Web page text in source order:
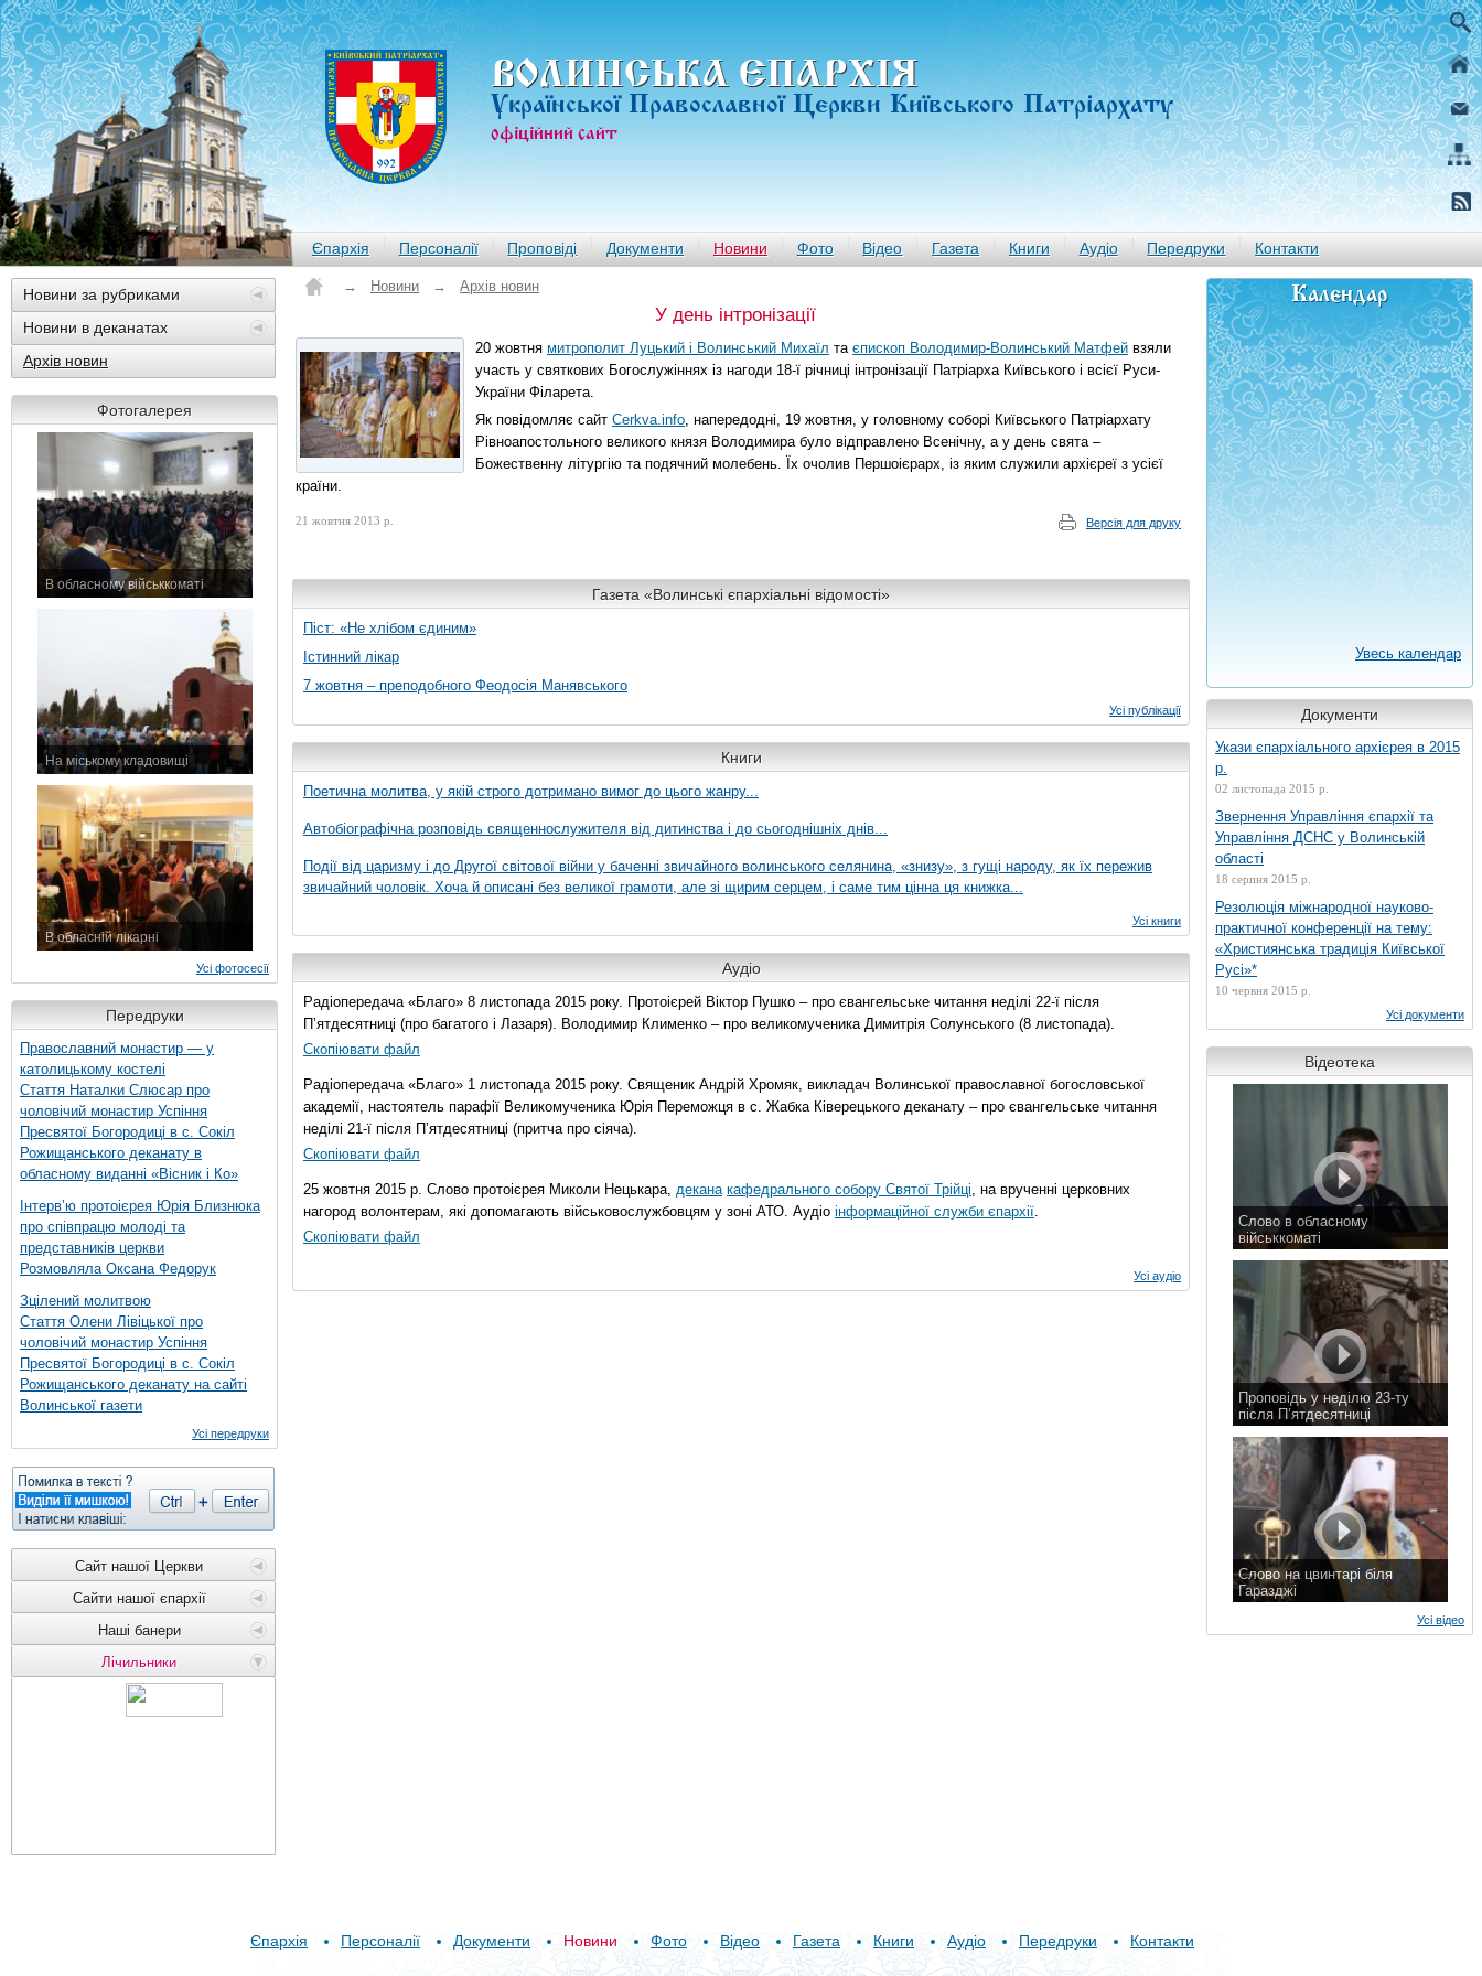
ВОЛИНСЬКА ЄПАРХIЯ
Української Православної Церкви Київського Патріархату
офiцiйний сайт
Єпархія Персоналії Проповіді Документи Новини Фото Відео Газета Книги Аудіо Передруки Контакти
Новини за рубриками
Новини в деканатах
Архів новин
Фотогалерея
В обласному військкоматі
На міському кладовищі
В обласній лікарні
Усі фотосесії
Передруки
Православний монастир — у
католицькому костелі
Стаття Наталки Слюсар про
чоловічий монастир Успіння
Пресвятої Богородиці в с. Сокіл
Рожищанського деканату в
обласному виданні «Вісник і Ко»
Інтерв’ю протоієрея Юрія Близнюка
про співпрацю молоді та
представників церкви
Розмовляла Оксана Федорук
Зцілений молитвою
Стаття Олени Лівіцької про
чоловічий монастир Успіння
Пресвятої Богородиці в с. Сокіл
Рожищанського деканату на сайті
Волинської газети
Усі передруки
Сайт нашої Церкви
Сайти нашої єпархії
Наші банери
Лічильники
→ Новини → Архів новин
У день інтронізації
20 жовтня митрополит Луцький і Волинський Михаїл та єпископ Володимир-Волинський Матфей взяли
участь у святкових Богослужіннях із нагоди 18-ї річниці інтронізації Патріарха Київського і всієї Руси-
України Філарета.
Як повідомляє сайт Cerkva.info, напередодні, 19 жовтня, у головному соборі Київського Патріархату
Рівноапостольного великого князя Володимира було відправлено Всенічну, а у день свята –
Божественну літургію та подячний молебень. Їх очолив Першоієрарх, із яким служили архієреї з усієї
країни.
21 жовтня 2013 р. Версія для друку
Газета «Волинські єпархіальні відомості»
Піст: «Не хлібом єдиним»
Істинний лікар
7 жовтня – преподобного Феодосія Манявського
Усі публікації
Книги
Поетична молитва, у якій строго дотримано вимог до цього жанру...
Автобіографічна розповідь священнослужителя від дитинства і до сьогоднішніх днів...
Події від царизму і до Другої світової війни у баченні звичайного волинського селянина, «знизу», з гущі народу, як їх пережив
звичайний чоловік. Хоча й описані без великої грамоти, але зі щирим серцем, і саме тим цінна ця книжка...
Усі книги
Аудіо
Радіопередача «Благо» 8 листопада 2015 року. Протоієрей Віктор Пушко – про євангельське читання неділі 22-ї після
П’ятдесятниці (про багатого і Лазаря). Володимир Клименко – про великомученика Димитрія Солунського (8 листопада).
Скопіювати файл
Радіопередача «Благо» 1 листопада 2015 року. Священик Андрій Хромяк, викладач Волинської православної богословської
академії, настоятель парафії Великомученика Юрія Переможця в с. Жабка Ківерецького деканату – про євангельське читання
неділі 21-ї після П’ятдесятниці (притча про сіяча).
Скопіювати файл
25 жовтня 2015 р. Слово протоієрея Миколи Нецькара, декана кафедрального собору Святої Трійці, на врученні церковних
нагород волонтерам, які допомагають військовослужбовцям у зоні АТО. Аудіо інформаційної служби єпархії.
Скопіювати файл
Усі аудіо
Календар
Увесь календар
Документи
Укази єпархіального архієрея в 2015
р.
02 листопада 2015 р.
Звернення Управління єпархії та
Управління ДСНС у Волинській
області
18 серпня 2015 р.
Резолюція міжнародної науково-
практичної конференції на тему:
«Християнська традиція Київської
Русі»*
10 червня 2015 р.
Усі документи
Відеотека
Слово в обласному
військкоматі
Проповідь у неділю 23-ту
після П’ятдесятниці
Слово на цвинтарі біля
Гаразджі
Усі відео
Єпархія Персоналії Документи Новини Фото Відео Газета Книги Аудіо Передруки Контакти